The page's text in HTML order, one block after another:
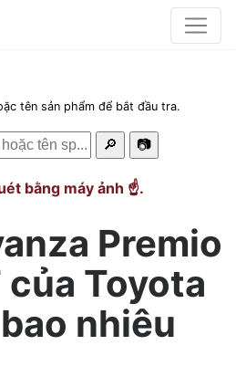
tên sản phẩm để bắt đầu tra.
🔎 📷
bằng máy ảnh ☝️.
Premio
Toyota
nhiêu